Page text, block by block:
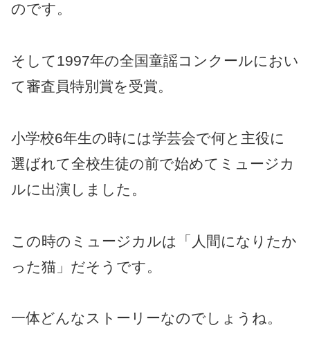
のです。
そして1997年の全国童謡コンクールにおい
て審査員特別賞を受賞。
小学校6年生の時には学芸会で何と主役に
選ばれて全校生徒の前で始めてミュージカ
ルに出演しました。
この時のミュージカルは「人間になりたか
った猫」だそうです。
一体どんなストーリーなのでしょうね。